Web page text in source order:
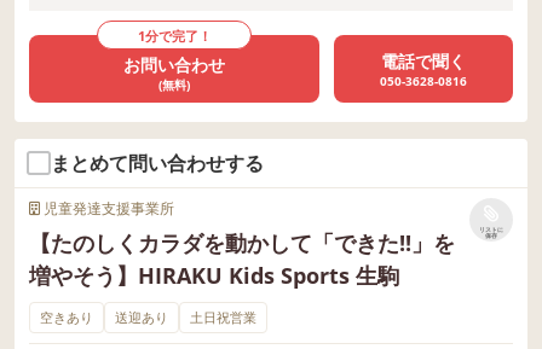
1分で完了！
お問い合わせ
(無料)
電話で聞く
050-3628-0816
まとめて問い合わせする
児童発達支援事業所
【たのしくカラダを動かして「できた!!」を
増やそう】HIRAKU Kids Sports 生駒
リストに
保存
空きあり 送迎あり 土日祝営業